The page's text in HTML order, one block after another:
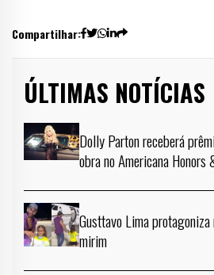
Compartilhar:
ÚLTIMAS NOTÍCIAS
Dolly Parton receberá
obra no Americana Honors
Gusttavo Lima
mirim